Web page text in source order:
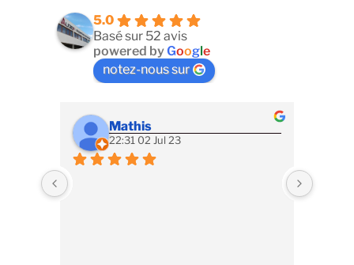
5.0
Basé sur 52 avis
powered byGoogle
notez-nous sur
Mathis
22:31 02 Jul 23